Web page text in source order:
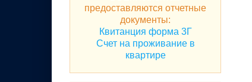
предоставляются отчетные
документы:
Квитанция форма 3Г
Счет на проживание в
квартире